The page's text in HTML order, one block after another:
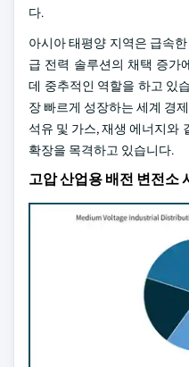
다.
아시아 태평양 지역은 급속
급 전력 솔루션의 채택 증가
데 중추적인 역할을 하고 있
장 빠르게 성장하는 세계 경
석유 및 가스, 재생 에너지와
확장을 목격하고 있습니다.
고압 산업용 배전 변전소